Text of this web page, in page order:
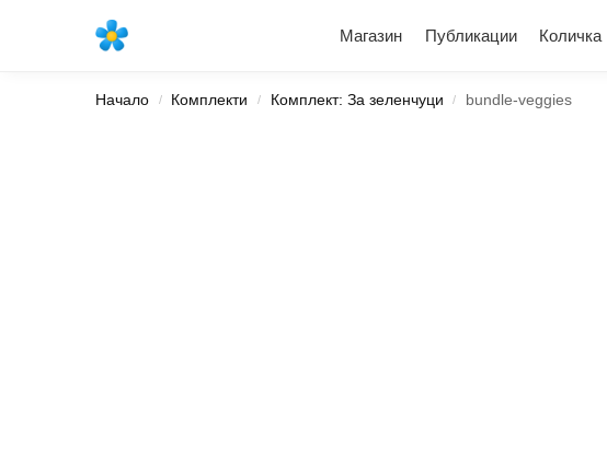
Магазин Публикации Количка
Най-новите продукти
Начало / Комплекти / Комплект: За зеленчуци / bundle-veggies